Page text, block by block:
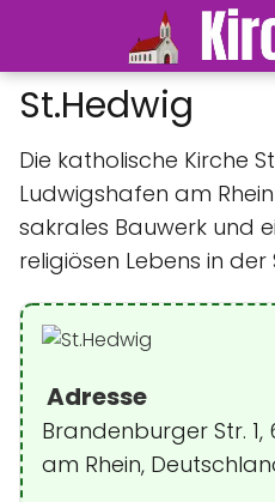
St.Hedwig
Die katholische Kirche
Ludwigshafen am
sakrales Bauwerk und
religiösen Lebens in der
Adresse
Brandenburger Str.
am Rhein,